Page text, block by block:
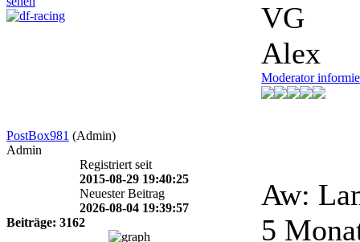
VG
Alex
Moderator
PostBox981 (Admin)
Admin
Registriert seit
2015-08-29 19:40:25
Neuester Beitrag
2026-08-04 19:39:57
Beiträge: 3162
Aw:
5